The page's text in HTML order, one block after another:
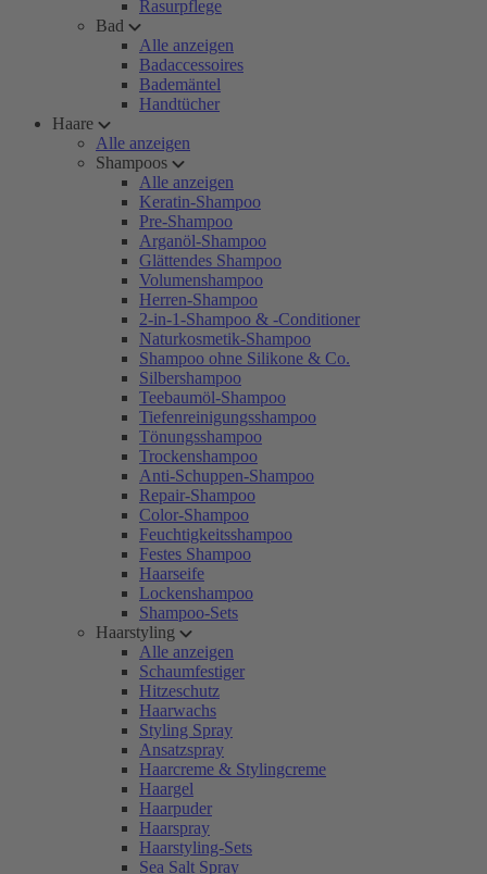
Rasurpflege
Bad
Alle anzeigen
Badaccessoires
Bademäntel
Handtücher
Haare
Alle anzeigen
Shampoos
Alle anzeigen
Keratin-Shampoo
Pre-Shampoo
Arganöl-Shampoo
Glättendes Shampoo
Volumenshampoo
Herren-Shampoo
2-in-1-Shampoo & -Conditioner
Naturkosmetik-Shampoo
Shampoo ohne Silikone & Co.
Silbershampoo
Teebaumöl-Shampoo
Tiefenreinigungsshampoo
Tönungsshampoo
Trockenshampoo
Anti-Schuppen-Shampoo
Repair-Shampoo
Color-Shampoo
Feuchtigkeitsshampoo
Festes Shampoo
Haarseife
Lockenshampoo
Shampoo-Sets
Haarstyling
Alle anzeigen
Schaumfestiger
Hitzeschutz
Haarwachs
Styling Spray
Ansatzspray
Haarcreme & Stylingcreme
Haargel
Haarpuder
Haarspray
Haarstyling-Sets
Sea Salt Spray